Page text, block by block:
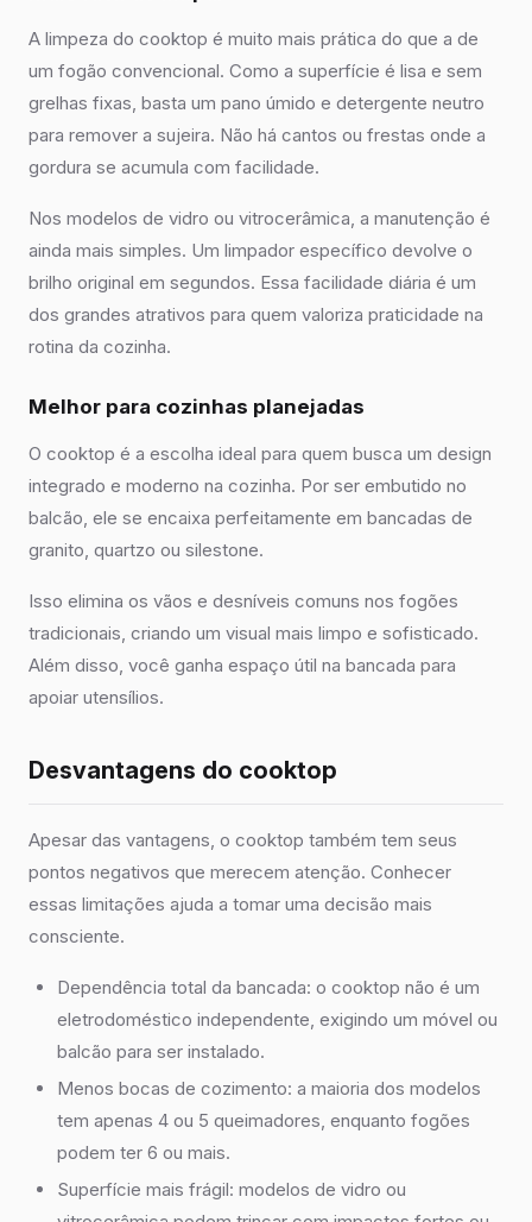
A limpeza do cooktop é muito mais prática do que a de
um fogão convencional. Como a superfície é lisa e sem
grelhas fixas, basta um pano úmido e detergente neutro
para remover a sujeira. Não há cantos ou frestas onde a
gordura se acumula com facilidade.
Nos modelos de vidro ou vitrocerâmica, a manutenção é
ainda mais simples. Um limpador específico devolve o
brilho original em segundos. Essa facilidade diária é um
dos grandes atrativos para quem valoriza praticidade na
rotina da cozinha.
Melhor para cozinhas planejadas
O cooktop é a escolha ideal para quem busca um design
integrado e moderno na cozinha. Por ser embutido no
balcão, ele se encaixa perfeitamente em bancadas de
granito, quartzo ou silestone.
Isso elimina os vãos e desníveis comuns nos fogões
tradicionais, criando um visual mais limpo e sofisticado.
Além disso, você ganha espaço útil na bancada para
apoiar utensílios.
Desvantagens do cooktop
Apesar das vantagens, o cooktop também tem seus
pontos negativos que merecem atenção. Conhecer
essas limitações ajuda a tomar uma decisão mais
consciente.
Dependência total da bancada: o cooktop não é um
eletrodoméstico independente, exigindo um móvel ou
balcão para ser instalado.
Menos bocas de cozimento: a maioria dos modelos
tem apenas 4 ou 5 queimadores, enquanto fogões
podem ter 6 ou mais.
Superfície mais frágil: modelos de vidro ou